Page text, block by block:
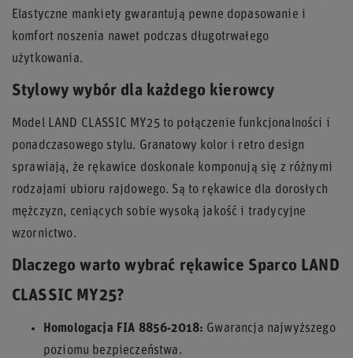
Elastyczne mankiety gwarantują pewne dopasowanie i
komfort noszenia nawet podczas długotrwałego
użytkowania.
Stylowy wybór dla każdego kierowcy
Model LAND CLASSIC MY25 to połączenie funkcjonalności i
ponadczasowego stylu. Granatowy kolor i retro design
sprawiają, że rękawice doskonale komponują się z różnymi
rodzajami ubioru rajdowego. Są to rękawice dla dorosłych
mężczyzn, ceniących sobie wysoką jakość i tradycyjne
wzornictwo.
Dlaczego warto wybrać rękawice Sparco LAND
CLASSIC MY25?
Homologacja FIA 8856-2018: Gwarancja najwyższego
poziomu bezpieczeństwa.